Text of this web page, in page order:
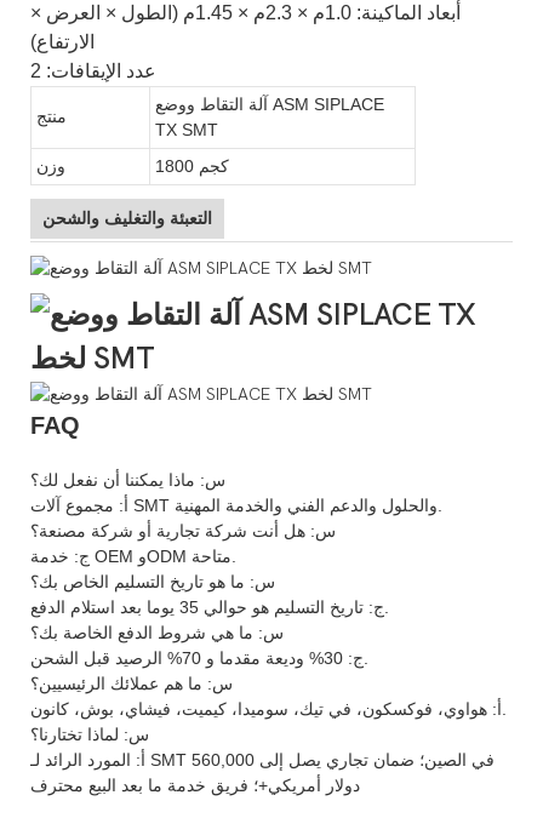
أبعاد الماكينة: 1.0م × 2.3م × 1.45م (الطول × العرض ×
الارتفاع)
عدد الإيقافات: 2
منتج
آلة التقاط ووضع ASM SIPLACE
TX SMT
وزن
1800 كجم
التعبئة والتغليف والشحن
FAQ
س: ماذا يمكننا أن نفعل لك؟
س: هل أنت شركة تجارية أو شركة مصنعة؟
س: ما هو تاريخ التسليم الخاص بك؟
س: ما هي شروط الدفع الخاصة بك؟
س: ما هم عملائك الرئيسيين؟
س: لماذا تختارنا؟
أ: المورد الرائد لـ SMT في الصين؛ ضمان تجاري يصل إلى 560,000
دولار أمريكي+؛ فريق خدمة ما بعد البيع محترف